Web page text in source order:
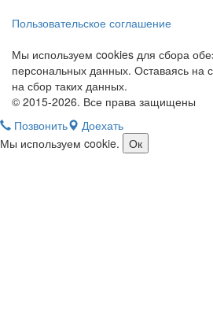
Пользовательское соглашение
Мы используем cookies для сбора
персональных данных. Оставаясь на
на сбор таких данных.
© 2015-2026. Все права защищены
Позвонить
Доехать
Мы используем cookie.
Ок